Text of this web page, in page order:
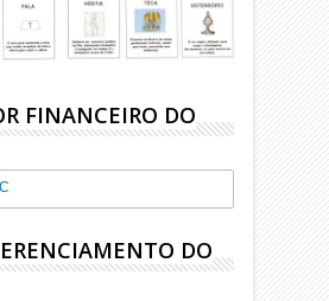
FINANCEIRO DO
DO